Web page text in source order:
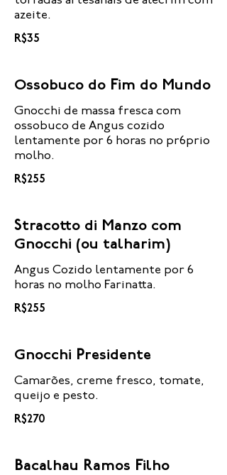
azeite.
R$35
Ossobuco do Fim do Mundo
Gnocchi de massa fresca com
ossobuco de Angus cozido
lentamente por 6 horas no pr6prio
molho.
R$255
Stracotto di Manzo com
Gnocchi (ou talharim)
Angus Cozido lentamente por 6
horas no molho Farinatta.
R$255
Gnocchi Presidente
Camarões, creme fresco, tomate,
R$270
Bacalhau Ramos Filho